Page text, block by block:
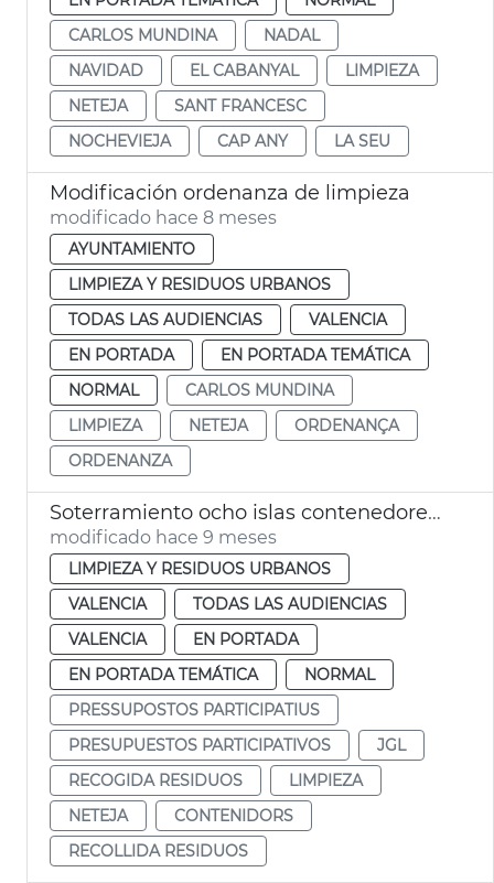
CARLOS MUNDINA
NADAL
NAVIDAD
EL CABANYAL
LIMPIEZA
NETEJA
SANT FRANCESC
NOCHEVIEJA
CAP ANY LA SEU
Modificación ordenanza de limpieza
modificado hace 8 meses
AYUNTAMIENTO
LIMPIEZA Y RESIDUOS URBANOS
TODAS LAS AUDIENCIAS
VALENCIA
EN PORTADA
EN PORTADA TEMÁTICA
NORMAL
CARLOS MUNDINA
LIMPIEZA
NETEJA
ORDENANÇA
ORDENANZA
Soterramiento ocho islas contenedores València
modificado hace 9 meses
LIMPIEZA Y RESIDUOS URBANOS
VALENCIA
TODAS LAS AUDIENCIAS
VALENCIA
EN PORTADA
EN PORTADA TEMÁTICA
NORMAL
PRESSUPOSTOS PARTICIPATIUS
PRESUPUESTOS PARTICIPATIVOS
JGL
RECOGIDA RESIDUOS
LIMPIEZA
NETEJA
CONTENIDORS
RECOLLIDA RESIDUOS